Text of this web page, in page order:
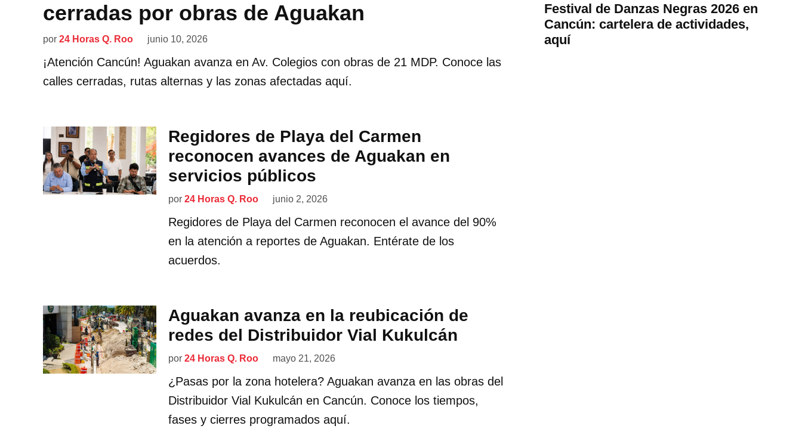
cerradas por obras de Aguakan
por 24 Horas Q. Roo junio 10, 2026
¡Atención Cancún! Aguakan avanza en Av. Colegios con obras de 21 MDP. Conoce las
calles cerradas, rutas alternas y las zonas afectadas aquí.
Regidores de Playa del Carmen
reconocen avances de Aguakan en
servicios públicos
por 24 Horas Q. Roo junio 2, 2026
Regidores de Playa del Carmen reconocen el avance del 90%
en la atención a reportes de Aguakan. Entérate de los
acuerdos.
Aguakan avanza en la reubicación de
redes del Distribuidor Vial Kukulcán
por 24 Horas Q. Roo mayo 21, 2026
¿Pasas por la zona hotelera? Aguakan avanza en las obras del
Distribuidor Vial Kukulcán en Cancún. Conoce los tiempos,
fases y cierres programados aquí.
Festival de Danzas Negras 2026 en
Cancún: cartelera de actividades,
aquí